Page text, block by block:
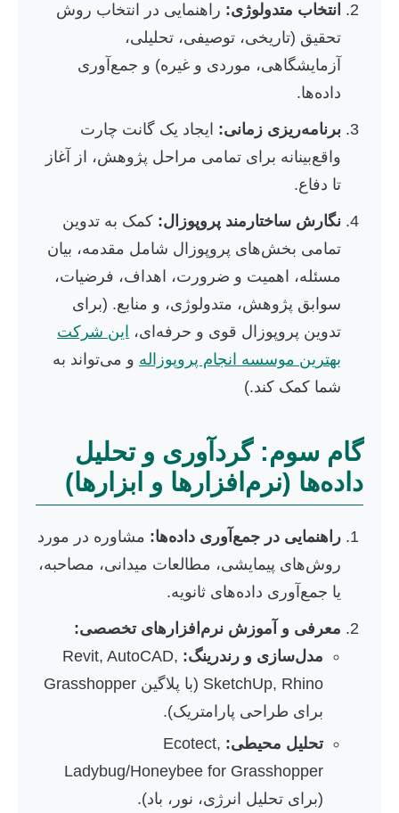
انتخاب متدولوژی: راهنمایی در انتخاب روش
تحقیق (تاریخی، توصیفی، تحلیلی،
آزمایشگاهی، موردی و غیره) و جمع‌آوری
داده‌ها.
برنامه‌ریزی زمانی: ایجاد یک گانت چارت
واقع‌بینانه برای تمامی مراحل پژوهش، از آغاز
تا دفاع.
نگارش ساختارمند پروپوزال: کمک به تدوین
تمامی بخش‌های پروپوزال شامل مقدمه، بیان
مسئله، اهمیت و ضرورت، اهداف، فرضیات،
سوابق پژوهش، متدولوژی، و منابع. (برای
تدوین پروپوزال قوی و حرفه‌ای،
این شرکت
بهترین موسسه انجام پروپوزاله و می‌تواند به
شما کمک کند.)
گام سوم: گردآوری و تحلیل
داده‌ها (نرم‌افزارها و ابزارها)
راهنمایی در جمع‌آوری داده‌ها: مشاوره در مورد
روش‌های پیمایشی، مطالعات میدانی، مصاحبه،
یا جمع‌آوری داده‌های ثانویه.
معرفی و آموزش نرم‌افزارهای تخصصی:
مدل‌سازی و رندرینگ: Revit, AutoCAD,
SketchUp, Rhino (با پلاگین Grasshopper
برای طراحی پارامتریک).
تحلیل محیطی: Ecotect,
Ladybug/Honeybee for Grasshopper
(برای تحلیل انرژی، نور، باد).